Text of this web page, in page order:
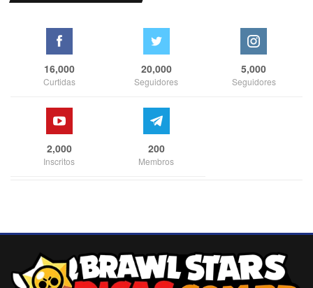
16,000
Curtidas
20,000
Seguidores
5,000
Seguidores
2,000
Inscritos
200
Membros